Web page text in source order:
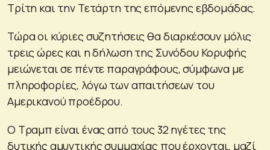
Τρίτη και την Τετάρτη της επόμενης εβδομάδας.
Τώρα οι κύριες συζητήσεις θα διαρκέσουν μόλις
τρεις ώρες και η δήλωση της Συνόδου Κορυφής
μειώνεται σε πέντε παραγράφους, σύμφωνα με
πληροφορίες, λόγω των απαιτήσεων του
Αμερικανού προέδρου.
Ο Τραμπ είναι ένας από τους 32 ηγέτες της
δυτικής αμυντικής συμμαχίας που έρχονται, μαζί